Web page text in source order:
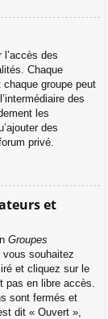
des
Chaque
groupe peut
des
les
des
privé.
et
Groupes
vous souhaitez
et cliquez sur le
pas en libre accès.
sont fermés et
dit « Ouvert »,